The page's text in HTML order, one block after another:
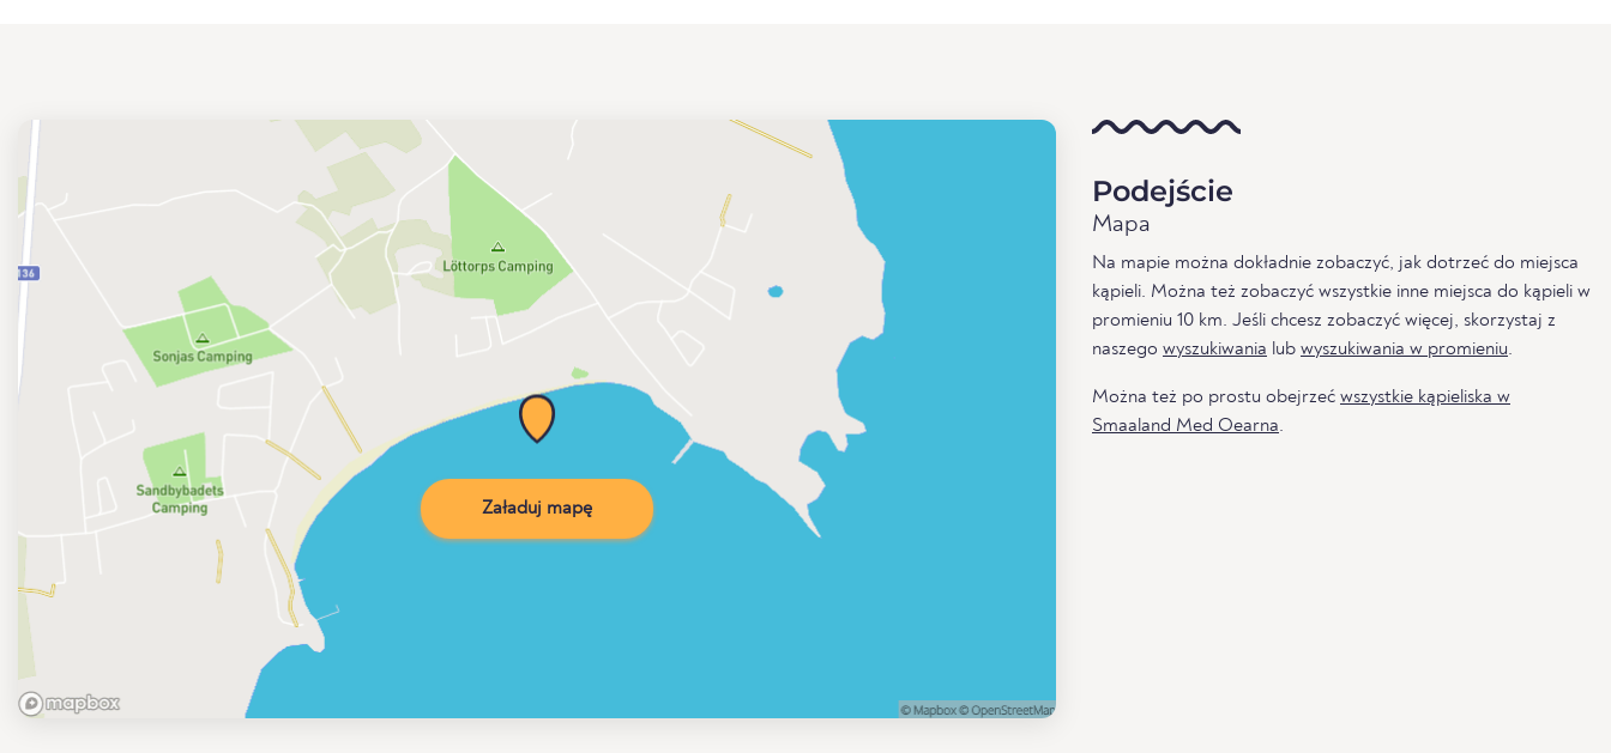
Załaduj mapę
Podejście
Mapa
Na mapie można dokładnie zobaczyć, jak dotrzeć do miejsca
kąpieli. Można też zobaczyć wszystkie inne miejsca do kąpieli w
promieniu 10 km. Jeśli chcesz zobaczyć więcej, skorzystaj z
naszego wyszukiwania lub wyszukiwania w promieniu.
Można też po prostu obejrzeć wszystkie kąpieliska w
Smaaland Med Oearna.